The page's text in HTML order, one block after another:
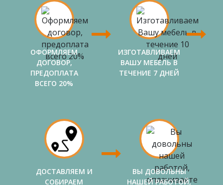
ОФОРМЛЯЕМ
ДОГОВОР,
ПРЕДОПЛАТА
ВСЕГО 20%
ИЗГОТАВЛИВАЕМ
ВАШУ МЕБЕЛЬ В
ТЕЧЕНИЕ 7 ДНЕЙ
ДОСТАВЛЯЕМ И
СОБИРАЕМ
ВЫ ДОВОЛЬНЫ
НАШЕЙ РАБОТОЙ,